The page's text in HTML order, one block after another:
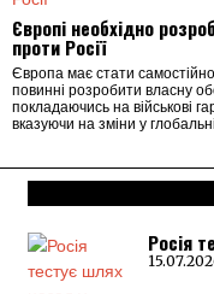
Європі необхідно
проти Росії
Європа має стати
повинні розробити власну
покладаючись на військові
вказуючи на зміни у
Росія